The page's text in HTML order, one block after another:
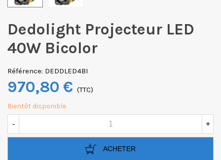
Dedolight Projecteur LED
40W Bicolor
Référence: DEDDLED4BI
970,80 € (TTC)
Bientôt disponible
- +
ACHETER